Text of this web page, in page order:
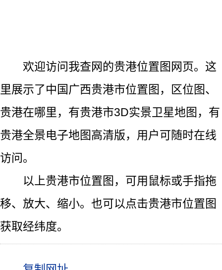
欢迎访问我查网的贵港位置图网页。这
里展示了中国广西贵港市位置图，区位图、
贵港在哪里，有贵港市3D实景卫星地图，有
贵港全景电子地图高清版，用户可随时在线
访问。
以上贵港市位置图，可用鼠标或手指拖
移、放大、缩小。也可以点击贵港市位置图
获取经纬度。